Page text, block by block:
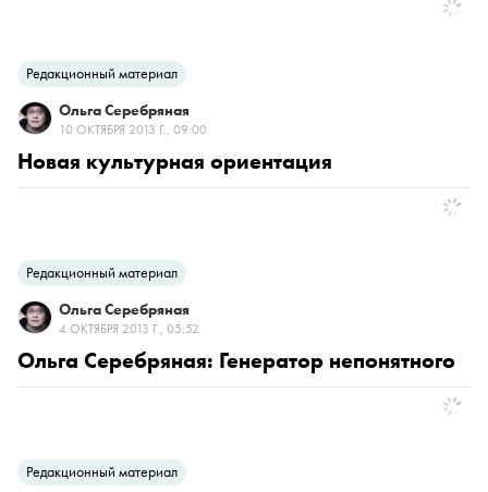
Редакционный материал
Ольга Серебряная
10 ОКТЯБРЯ 2013 Г., 09:00
Новая культурная ориентация
Редакционный материал
Ольга Серебряная
4 ОКТЯБРЯ 2013 Г., 05:52
Ольга Серебряная: Генератор непонятного
Редакционный материал